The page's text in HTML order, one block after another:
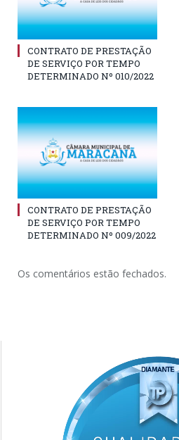
CONTRATO DE PRESTAÇÃO
DE SERVIÇO POR TEMPO
DETERMINADO Nº 010/2022
CONTRATO DE PRESTAÇÃO
DE SERVIÇO POR TEMPO
DETERMINADO Nº 009/2022
Os comentários estão fechados.